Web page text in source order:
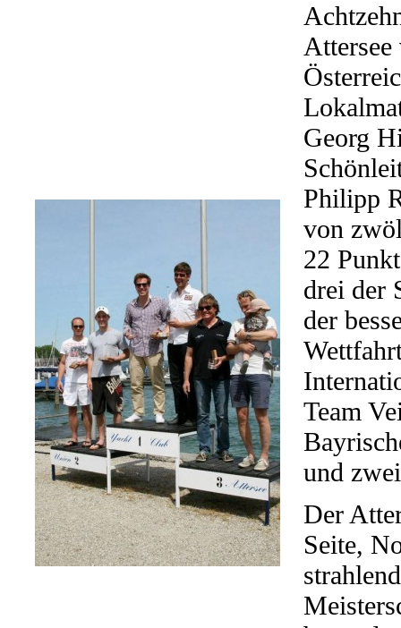
Georg
Philipp
von
22
drei der
der
Team
und
Der
Seite,